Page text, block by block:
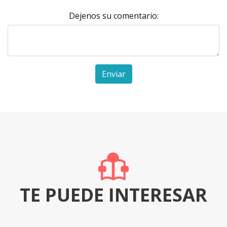
Dejenos su comentario:
Enviar
TE PUEDE INTERESAR